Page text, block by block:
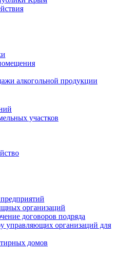
алкогольной продукции
участков
организаций
договоров подряда
управляющих организаций для
домов